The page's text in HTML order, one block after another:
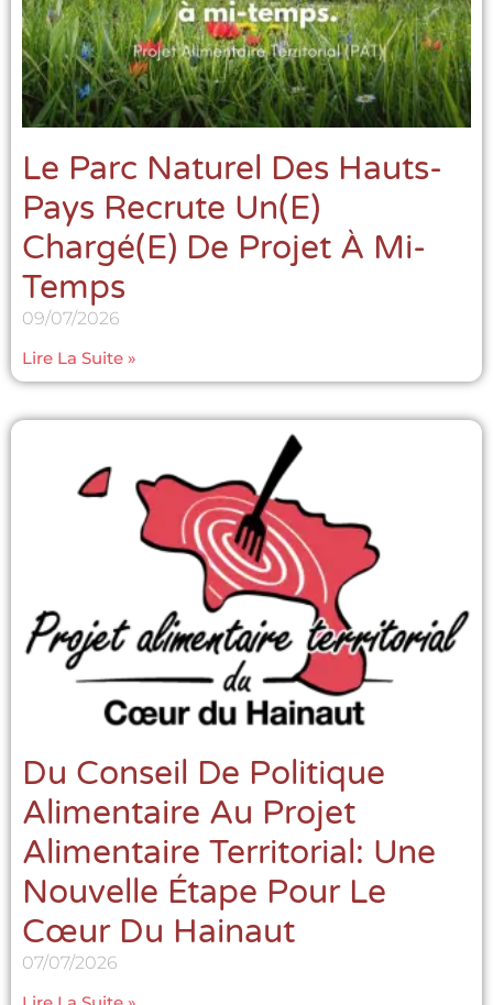
Le Parc Naturel Des Hauts-
Pays Recrute Un(e)
Chargé(e) De Projet À Mi-
Temps
09/07/2026
Lire La Suite »
Du Conseil De Politique
Alimentaire Au Projet
Alimentaire Territorial: Une
Nouvelle Étape Pour Le
Cœur Du Hainaut
07/07/2026